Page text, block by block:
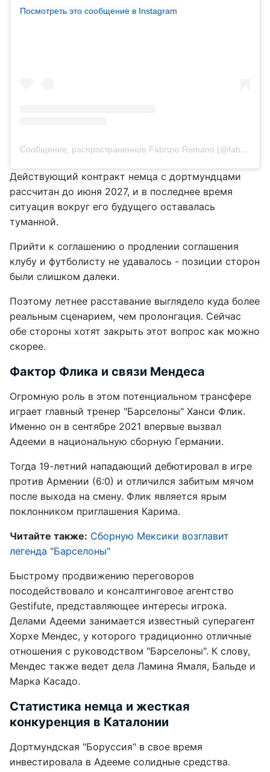
Посмотреть это сообщение в Instagram
Сообщение, распространенное Fabrizio Romano (@fabriziorom)
Действующий контракт немца с дортмундцами
рассчитан до июня 2027, и в последнее время
ситуация вокруг его будущего оставалась
туманной.
Прийти к соглашению о продлении соглашения
клубу и футболисту не удавалось - позиции сторон
были слишком далеки.
Поэтому летнее расставание выглядело куда более
реальным сценарием, чем пролонгация. Сейчас
обе стороны хотят закрыть этот вопрос как можно
скорее.
Фактор Флика и связи Мендеса
Огромную роль в этом потенциальном трансфере
играет главный тренер "Барселоны" Ханси Флик.
Именно он в сентябре 2021 впервые вызвал
Адееми в национальную сборную Германии.
Тогда 19-летний нападающий дебютировал в игре
против Армении (6:0) и отличился забитым мячом
после выхода на смену. Флик является ярым
поклонником приглашения Карима.
Читайте также: Сборную Мексики возглавит
легенда "Барселоны"
Быстрому продвижению переговоров
посодействовало и консалтинговое агентство
Gestifute, представляющее интересы игрока.
Делами Адееми занимается известный суперагент
Хорхе Мендес, у которого традиционно отличные
отношения с руководством "Барселоны". К слову,
Мендес также ведет дела Ламина Ямаля, Бальде и
Марка Касадо.
Статистика немца и жесткая
конкуренция в Каталонии
Дортмундская "Боруссия" в свое время
инвестировала в Адееме солидные средства.